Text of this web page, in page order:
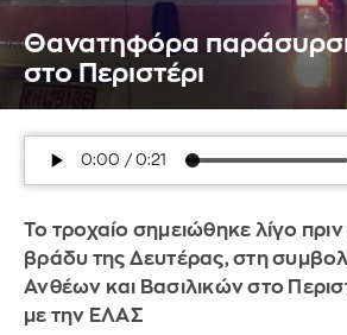
Θανατηφόρα
στo Περιστέρι
Το τροχαίο σημειώθηκε λίγο πριν
βράδυ της Δευτέρας, στη
Ανθέων και Βασιλικών στο
με την ΕΛΑΣ